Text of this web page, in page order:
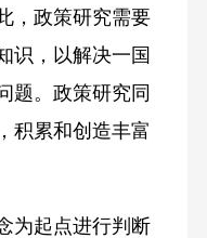
，政策研究需要
识，以解决一国
题。政策研究同
积累和创造丰富
起点进行判断